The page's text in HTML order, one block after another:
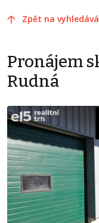
Zpět na
Pronájem
Rudná